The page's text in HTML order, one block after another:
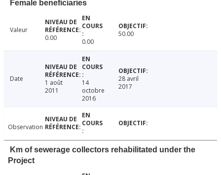
Female beneficiaries
Valeur
0.00
0.00
50.00
Date
1 août
2011
14
octobre
2016
28 avril
2017
Observation
Km of sewerage collectors rehabilitated under the
Project